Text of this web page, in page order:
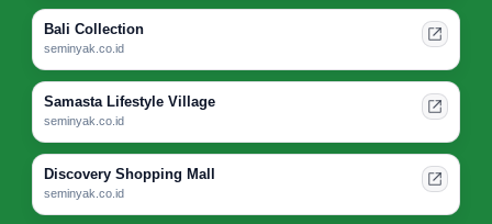
Bali Collection
seminyak.co.id
Samasta Lifestyle Village
seminyak.co.id
Discovery Shopping Mall
seminyak.co.id